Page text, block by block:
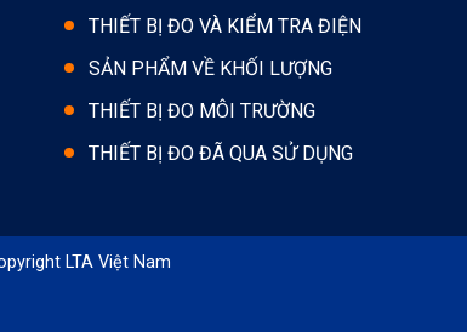
THIẾT BỊ ĐO VÀ KIỂM TRA ĐIỆN
SẢN PHẨM VỀ KHỐI LƯỢNG
THIẾT BỊ ĐO MÔI TRƯỜNG
THIẾT BỊ ĐO ĐÃ QUA SỬ DỤNG
LTA Việt Nam